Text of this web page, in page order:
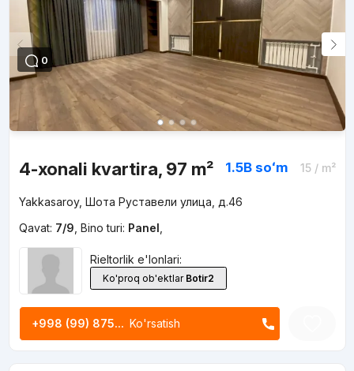
0
4-xonali kvartira, 97 m² 1.5B soʻm 15/ m²
Yakkasaroy, Шота Руставели улица, д.46
Qavat: 7/9 Bino turi: Panel
Rieltorlik e'lonlari:
Ko'proq ob'ektlar Botir2
+998 (99) 875... Ko'rsatish